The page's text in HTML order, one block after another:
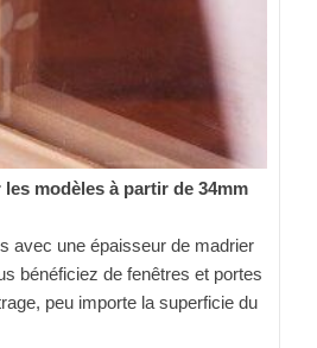
modèles à partir de 34mm
avec une épaisseur de madrier
bénéficiez de fenêtres et portes
peu importe la superficie du